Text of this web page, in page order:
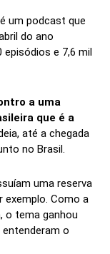
um podcast que
do ano
e 7,6 mil
a uma
que é a
até a chegada
no Brasil.
uma reserva
exemplo. Como a
o tema ganhou
o